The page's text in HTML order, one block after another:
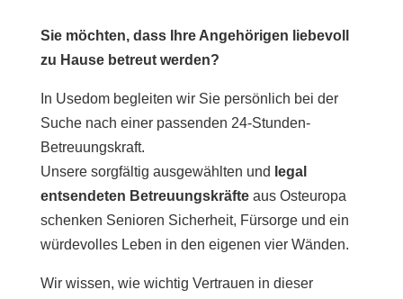
Sie möchten, dass Ihre Angehörigen liebevoll
zu Hause betreut werden?
In Usedom begleiten wir Sie persönlich bei der
Suche nach einer passenden 24-Stunden-
Betreuungskraft.
Unsere sorgfältig ausgewählten und legal
entsendeten Betreuungskräfteaus Osteuropa
schenken Senioren Sicherheit, Fürsorge und ein
würdevolles Leben in den eigenen vier Wänden.
Wir wissen, wie wichtig Vertrauen in dieser